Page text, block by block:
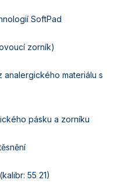
SoftPad
zorník)
analergického materiálu s
pásku a zorníku
55 21)